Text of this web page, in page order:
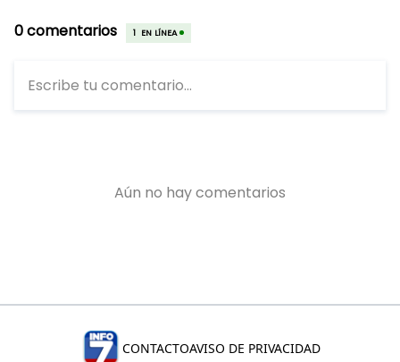
CONTACTOAVISO DE PRIVACIDAD